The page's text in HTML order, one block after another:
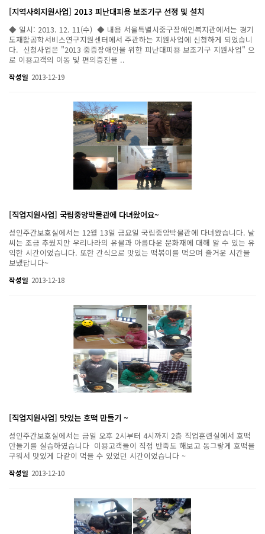
[지역사회지원사업] 2013 피난대피용 보조기구 선정 및 설치
◆ 일시: 2013. 12. 11(수) ◆ 내용 서울특별시중구장애인복지관에서는 경기
도재활공학서비스연구지원센터에서 주관하는 지원사업에 신청하게 되었습니
다. 신청사업은 "2013 중증장애인을 위한 피난대피용 보조기구 지원사업" 으
로 이용고객의 이동 및 편의증진을 ..
작성일 2013-12-19
[직업지원사업] 국립중앙박물관에 다녀왔어요~
성인주간보호실에서는 12월 13일 금요일 국립중앙박물관에 다녀왔습니다. 날
씨는 조금 추웠지만 우리나라의 유물과 아름다운 문화재에 대해 알 수 있는 유
익한 시간이었습니다. 또한 간식으로 맛있는 떡볶이를 먹으며 즐거운 시간을
보냈답니다~
작성일 2013-12-18
[직업지원사업] 맛있는 호떡 만들기 ~
성인주간보호실에서는 금일 오후 2시부터 4시까지 2층 직업훈련실에서 호떡
만들기를 실습하였습니다 이용고객들이 직접 반죽도 해보고 동그랗게 호떡을
구워서 맛있게 다같이 먹을 수 있었던 시간이었습니다 ~
작성일 2013-12-10